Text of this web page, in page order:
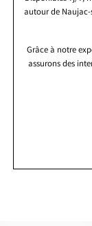
autour de Naujac-
Grâce à notre
assurons des